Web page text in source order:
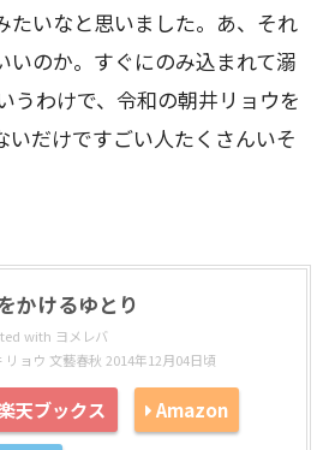
たいなと思いました。あ、それ
いのか。すぐにのみ込まれて溺
わけで、令和の朝井リョウを
いだけですごい人たくさんいそ
かけるゆとり
with ヨメレバ
リョウ 文藝春秋 2014年12月04日頃
天ブックス Amazon